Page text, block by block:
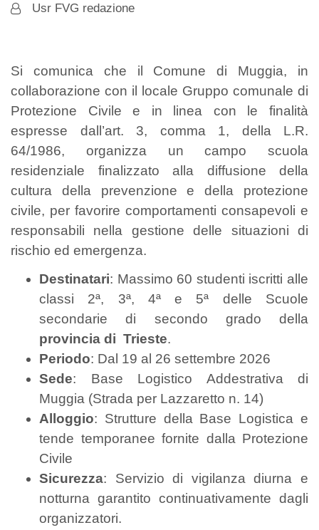
Usr FVG redazione
Si comunica che il Comune di Muggia, in
collaborazione con il locale Gruppo comunale di
Protezione Civile e in linea con le finalità
espresse dall’art. 3, comma 1, della L.R.
64/1986, organizza un campo scuola
residenziale finalizzato alla diffusione della
cultura della prevenzione e della protezione
civile, per favorire comportamenti consapevoli e
responsabili nella gestione delle situazioni di
rischio ed emergenza.
Destinatari: Massimo 60 studenti iscritti alle
classi 2ª, 3ª, 4ª e 5ª delle Scuole
secondarie di secondo grado della
provincia di Trieste.
Periodo: Dal 19 al 26 settembre 2026
Sede: Base Logistico Addestrativa di
Muggia (Strada per Lazzaretto n. 14)
Alloggio: Strutture della Base Logistica e
tende temporanee fornite dalla Protezione
Civile
Sicurezza: Servizio di vigilanza diurna e
notturna garantito continuativamente dagli
organizzatori.